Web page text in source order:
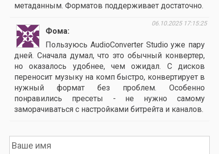
метаданным. Форматов поддерживает достаточно.
Фома
06.10.2025 17:15:25
Пользуюсь AudioConverter Studio уже пару
дней. Сначала думал, что это обычный конвертер,
но оказалось удобнее, чем ожидал. С дисков
переносит музыку на комп быстро, конвертирует в
нужный формат без проблем. Особенно
понравились пресеты - не нужно самому
заморачиваться с настройками битрейта и каналов.